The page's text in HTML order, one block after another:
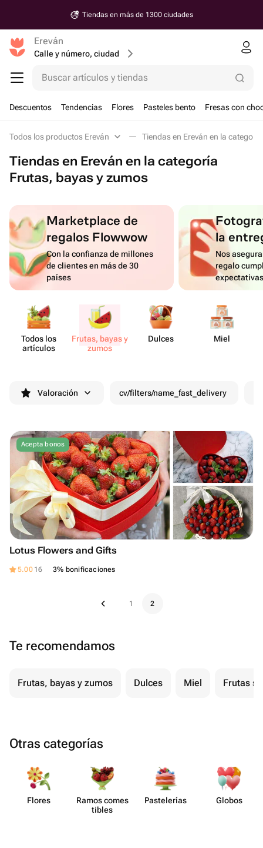
Tiendas en más de 1300 ciudades
Ereván
Calle y número, ciudad
Buscar artículos y tiendas
Descuentos Tendencias Flores Pasteles bento Fresas con
Todos los productos Ereván Tiendas en Ereván en la
Tiendas en Ereván en la categoría
Frutas, bayas y zumos
Marketplace de
regalos Flowwow
Con la confianza de millones
de clientes en más de 30
países
la
Nos
regalo
Todos los
artículos
Frutas, bayas y
zumos
Dulces Miel
Valoración cv/filters/name_fast_delivery
Acepta bonos
Lotus Flowers and Gifts
5.00 16 3% bonificaciones
1 2
Te recomendamos
Frutas, bayas y zumos Dulces Miel Frutas
Otras categorías
Flores
Ramos comes​
tibles
Paste​lerías Globos